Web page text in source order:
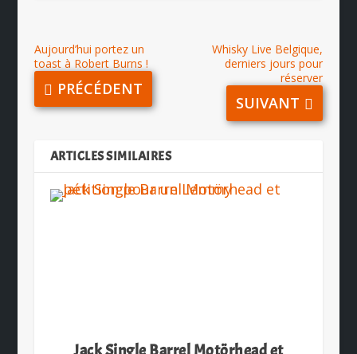
Aujourd’hui portez un
toast à Robert Burns !
PRÉCÉDENT
Whisky Live Belgique,
derniers jours pour
réserver
SUIVANT
ARTICLES SIMILAIRES